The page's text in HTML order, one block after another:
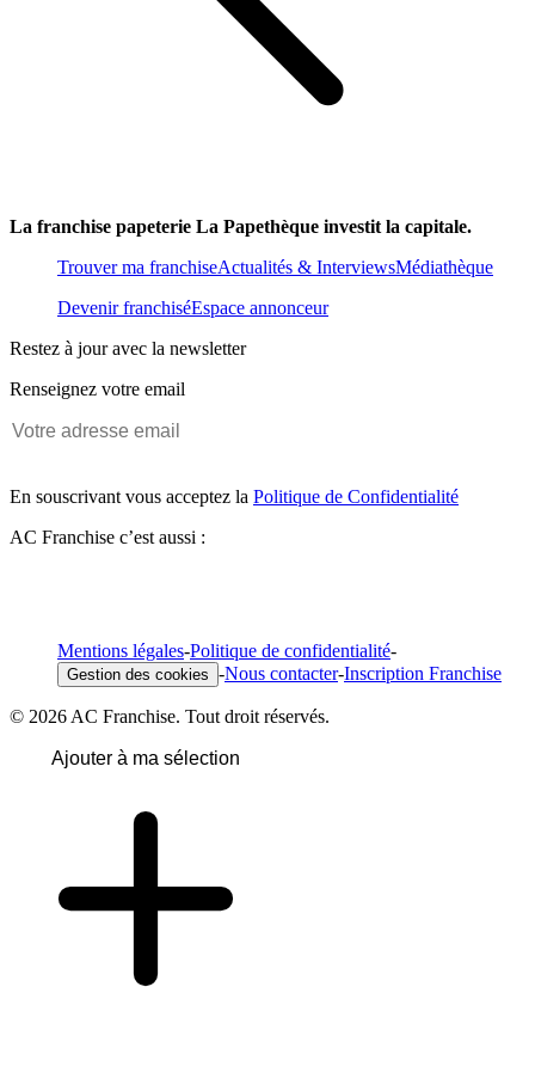
La franchise papeterie La Papethèque investit la capitale.
Trouver ma franchiseActualités & InterviewsMédiathèque
Devenir franchiséEspace annonceur
Restez à jour avec la newsletter
Renseignez votre email
En souscrivant vous acceptez la Politique de Confidentialité
AC Franchise c’est aussi :
Mentions légales-Politique de confidentialité-
Gestion des cookies -Nous contacter-Inscription Franchise
© 2026 AC Franchise. Tout droit réservés.
Ajouter à ma sélection